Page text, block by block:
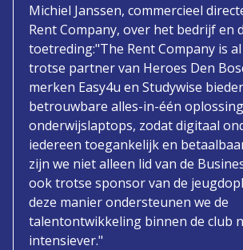
Michiel Janssen, commercieel
Rent Company, over het bedrijf en
toetreding:"The Rent Company is
trotse partner van Heroes Den
merken Easy4u en Studywise
betrouwbare alles-in-één
onderwijslaptops, zodat digitaal
iedereen toegankelijk en
zijn we niet alleen lid van de
ook trotse sponsor van de
deze manier ondersteunen we de
talentontwikkeling binnen de club
intensiever."